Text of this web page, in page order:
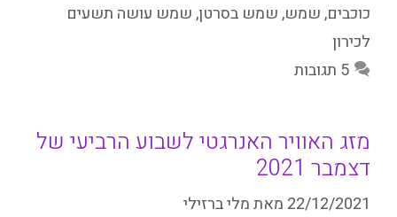
כוכבים,שמש,שמש בסרטן,שמש עושה תשעים
לכירון
5 תגובות
מזג האוויר האנרגטי לשבוע הרביעי של
דצמבר 2021
22/12/2021 מאתמלי ברזילי